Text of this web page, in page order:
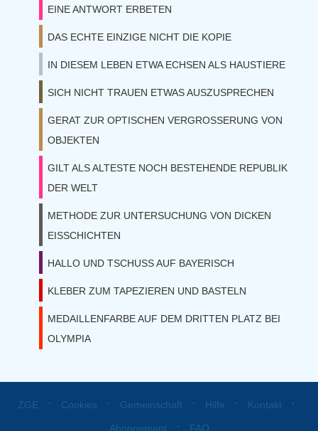
EINE ANTWORT ERBETEN
DAS ECHTE EINZIGE NICHT DIE KOPIE
IN DIESEM LEBEN ETWA ECHSEN ALS HAUSTIERE
SICH NICHT TRAUEN ETWAS AUSZUSPRECHEN
GERAT ZUR OPTISCHEN VERGROSSERUNG VON
OBJEKTEN
GILT ALS ALTESTE NOCH BESTEHENDE REPUBLIK
DER WELT
METHODE ZUR UNTERSUCHUNG VON DICKEN
EISSCHICHTEN
HALLO UND TSCHUSS AUF BAYERISCH
KLEBER ZUM TAPEZIEREN UND BASTELN
MEDAILLENFARBE AUF DEM DRITTEN PLATZ BEI
OLYMPIA
ZGE ⋅ Cookies ⋅ Gemeinschaft ⋅ Hilfe ⋅ Kontakt ⋅
Abonnement ⋅ FAQ